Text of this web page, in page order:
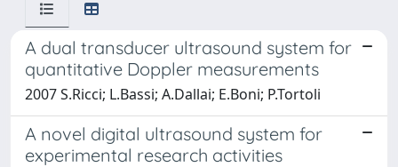
A dual transducer ultrasound system for
quantitative Doppler measurements
2007 S.Ricci; L.Bassi; A.Dallai; E.Boni; P.Tortoli
A novel digital ultrasound system for
experimental research activities